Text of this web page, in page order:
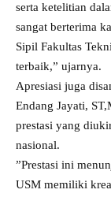
serta ketelitian
sangat berterima
Sipil Fakultas
terbaik,” ujarnya.
Apresiasi juga
Endang Jayati,
prestasi yang
nasional.
”Prestasi ini
USM memiliki